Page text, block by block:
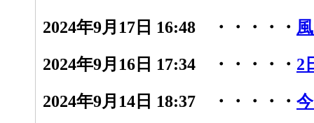
2024年9月17日 16:48 ・・・・・
2024年9月16日 17:34 ・・・・・ 2
2024年9月14日 18:37 ・・・・・